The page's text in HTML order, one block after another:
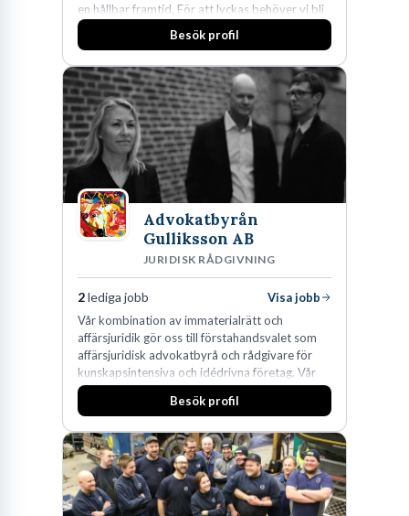
en hållbar framtid. För att lyckas behöver vi bli
fler medarbetare som vill göra skillnad.
Besök profil
Advokatbyrån
Gulliksson AB
JURIDISK RÅDGIVNING
2lediga jobb
Visa jobb
Vår kombination av immaterialrätt och
affärsjuridik gör oss till förstahandsvalet som
affärsjuridisk advokatbyrå och rådgivare för
kunskapsintensiva och idédrivna företag. Vår
expertis inom IP-tillgångar har gett oss en
marknadsledande position. Våra klienter väljer
skydda, utveckla och kommersialisera
företagets viktigaste tillgångar.
Besök profil